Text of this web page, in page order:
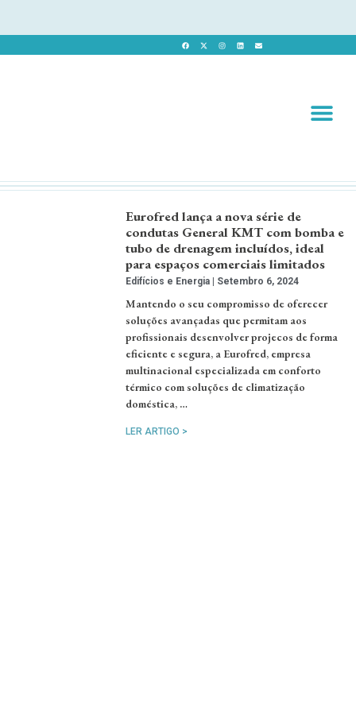
Eurofred lança a nova série de
condutas General KMT com bomba e
tubo de drenagem incluídos, ideal
para espaços comerciais limitados
Edifícios e Energia Setembro 6, 2024
Mantendo o seu compromisso de oferecer
soluções avançadas que permitam aos
profissionais desenvolver projecos de forma
eficiente e segura, a Eurofred, empresa
multinacional especializada em conforto
térmico com soluções de climatização
doméstica, …
LER ARTIGO >